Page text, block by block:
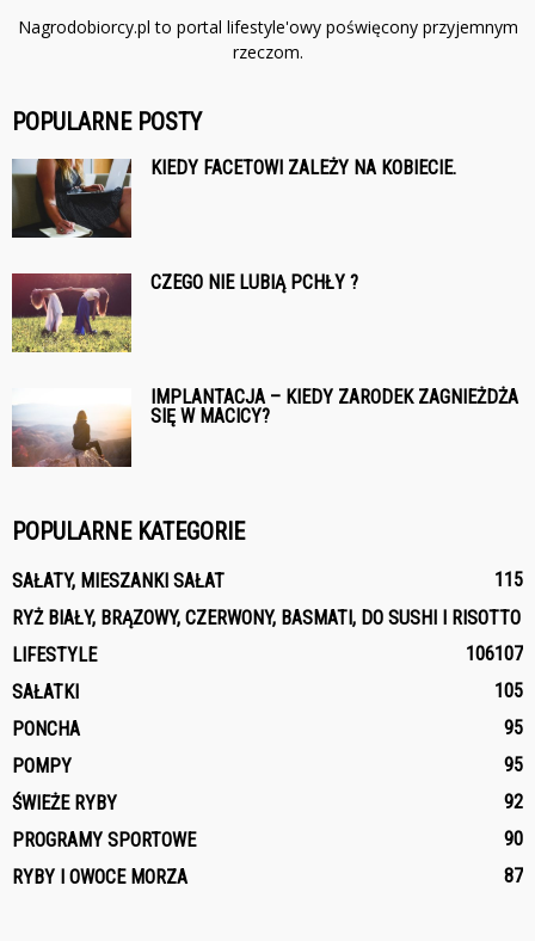
Nagrodobiorcy.pl to portal lifestyle'owy poświęcony przyjemnym
rzeczom.
POPULARNE POSTY
KIEDY FACETOWI ZALEŻY NA KOBIECIE.
CZEGO NIE LUBIĄ PCHŁY ?
IMPLANTACJA – KIEDY ZARODEK ZAGNIEŻDŻA
SIĘ W MACICY?
POPULARNE KATEGORIE
SAŁATY, MIESZANKI SAŁAT
115
RYŻ BIAŁY, BRĄZOWY, CZERWONY, BASMATI, DO SUSHI I RISOTTO
107
LIFESTYLE
106
SAŁATKI
105
PONCHA
95
POMPY
95
ŚWIEŻE RYBY
92
PROGRAMY SPORTOWE
90
RYBY I OWOCE MORZA
87